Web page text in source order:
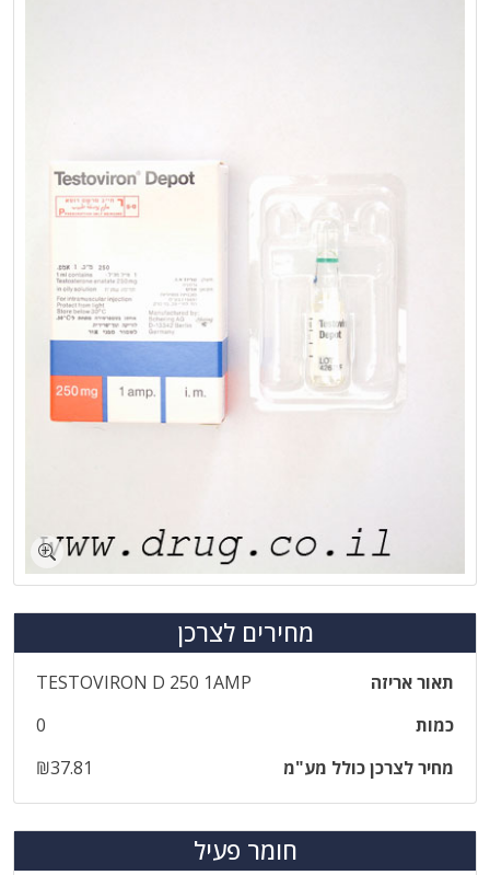
מחירים לצרכן
תאור אריזה
‎TESTOVIRON‎ ‎D‎ ‎250‎ ‎1‎AMP
כמות
0
מחיר לצרכן כולל מע"מ
₪37.81
חומר פעיל